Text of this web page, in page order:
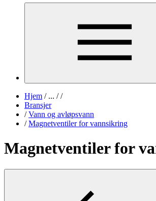
Hjem /... / /
Bransjer
/ Vann og avløpsvann
/ Magnetventiler for vannsikring
Magnetventiler for